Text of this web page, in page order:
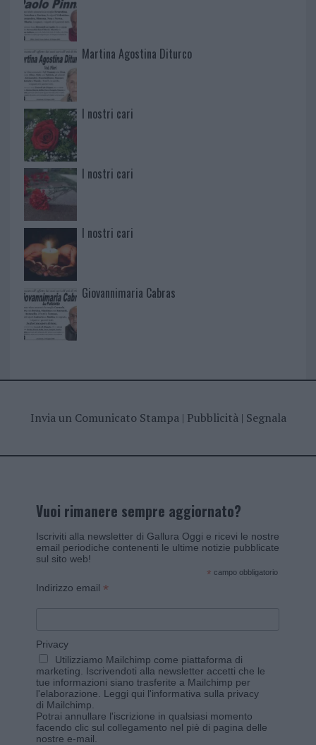
Martina Agostina Diturco
I nostri cari
I nostri cari
I nostri cari
Giovannimaria Cabras
Invia un Comunicato Stampa| Pubblicità| Segnala
Vuoi rimanere sempre aggiornato?
Iscriviti alla newsletter di Gallura Oggi e ricevi le nostre
email periodiche contenenti le ultime notizie pubblicate
sul sito web!
* campo obbligatorio
Indirizzo email *
Privacy
Utilizziamo Mailchimp come piattaforma di
marketing. Iscrivendoti alla newsletter accetti che le
tue informazioni siano trasferite a Mailchimp per
l'elaborazione. Leggi qui l'informativa sulla privacy
di Mailchimp
Potrai annullare l'iscrizione in qualsiasi momento
facendo clic sul collegamento nel piè di pagina delle
nostre e-mail.